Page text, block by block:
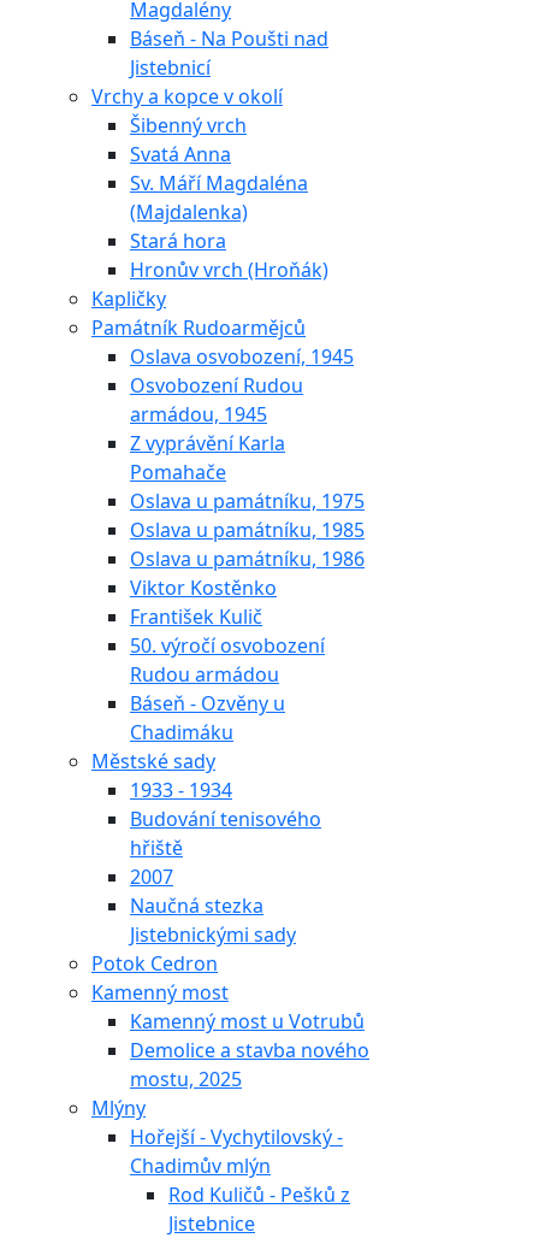
Magdalény
Báseň - Na Poušti nad
Jistebnicí
Vrchy a kopce v okolí
Šibenný vrch
Svatá Anna
Sv. Máří Magdaléna
(Majdalenka)
Stará hora
Hronův vrch (Hroňák)
Kapličky
Památník Rudoarmějců
Oslava osvobození, 1945
Osvobození Rudou
armádou, 1945
Z vyprávění Karla
Pomahače
Oslava u památníku, 1975
Oslava u památníku, 1985
Oslava u památníku, 1986
Viktor Kostěnko
František Kulič
50. výročí osvobození
Rudou armádou
Báseň - Ozvěny u
Chadimáku
Městské sady
1933 - 1934
Budování tenisového
hřiště
2007
Naučná stezka
Jistebnickými sady
Potok Cedron
Kamenný most
Kamenný most u Votrubů
Demolice a stavba nového
mostu, 2025
Mlýny
Hořejší - Vychytilovský -
Chadimův mlýn
Rod Kuličů - Pešků z
Jistebnice